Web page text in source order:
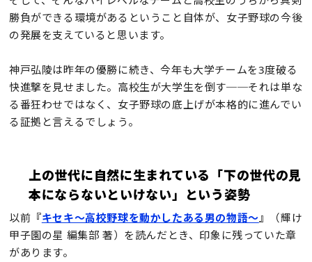
勝負ができる環境があるということ自体が、女子野球の今後
の発展を支えていると思います。
神戸弘陵は昨年の優勝に続き、今年も大学チームを3度破る
快進撃を見せました。高校生が大学生を倒す──それは単な
る番狂わせではなく、女子野球の底上げが本格的に進んでい
る証拠と言えるでしょう。
上の世代に自然に生まれている「下の世代の見
本にならないといけない」という姿勢
以前 『キセキ～高校野球を動かしたある男の物語～』
（輝け
甲子園の星 編集部 著）を読んだとき、印象に残っていた章
があります。